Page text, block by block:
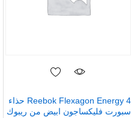
Reebok Flexagon Energy 4 حذاء
سبورت فليكساجون ابيض من ريبوك